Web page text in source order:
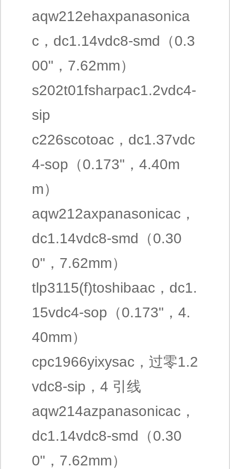
aqw212ehaxpanasonica
c，dc1.14vdc8-smd（0.3
00"，7.62mm）
s202t01fsharpac1.2vdc4-
sip
c226scotoac，dc1.37vdc
4-sop（0.173"，4.40m
m）
aqw212axpanasonicac，
dc1.14vdc8-smd（0.30
0"，7.62mm）
tlp3115(f)toshibaac，dc1.
15vdc4-sop（0.173"，4.
40mm）
cpc1966yixysac，过零1.2
vdc8-sip，4 引线
aqw214azpanasonicac，
dc1.14vdc8-smd（0.30
0"，7.62mm）